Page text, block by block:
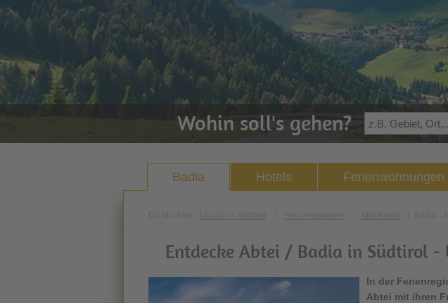
Wohin soll's gehen?
Badia Hotels Ferienwohnungen
Entdecke Abtei / Badia in Südtirol
In der
Abtei mit ihren